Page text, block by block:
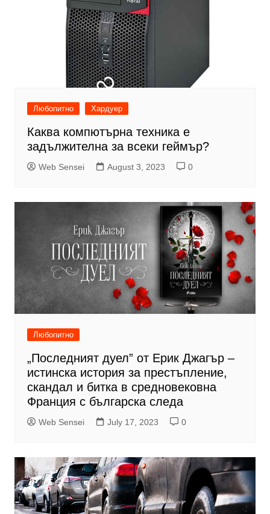
Любопитно Хардуер
Каква компютърна техника е
задължителна за всеки геймър?
Web Sensei August 3, 2023 0
Любопитно
„Последният дуел” от Ерик Джагър –
истинска история за престъпление,
скандал и битка в средновековна
Франция с българска следа
Web Sensei July 17, 2023 0